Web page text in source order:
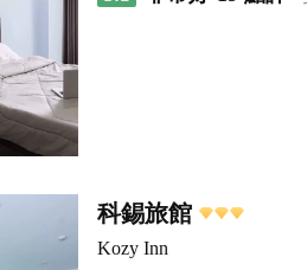
科錫旅館
Kozy Inn